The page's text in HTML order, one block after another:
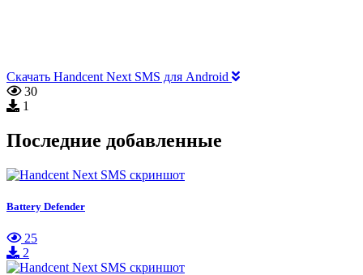
Скачать Handcent Next SMS для Android
30
1
Последние добавленные
Battery Defender
25
2